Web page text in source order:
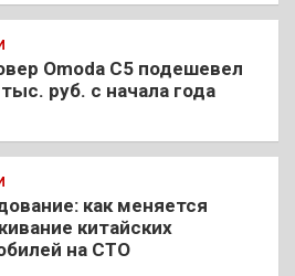
Omoda C5 подешевел
руб. с начала года
как меняется
китайских
на СТО